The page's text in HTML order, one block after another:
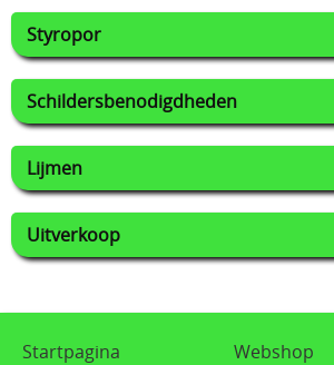
Styropor
Schildersbenodigdheden
Lijmen
Uitverkoop
Startpagina
Webshop